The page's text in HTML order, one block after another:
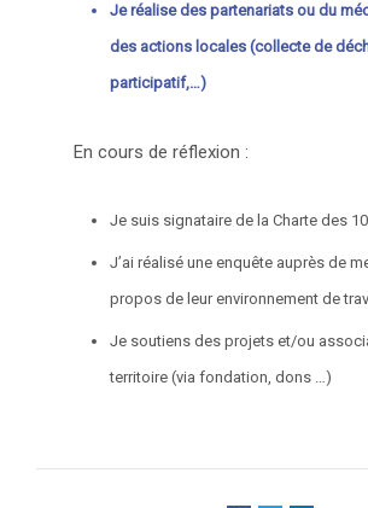
Je réalise des partenariats ou du
des actions locales (collecte de
participatif,…)
En cours de réflexion :
Je suis signataire de la Charte des
J’ai réalisé une enquête auprès de
propos de leur environnement de
Je soutiens des projets et/ou
territoire (via fondation, dons …)